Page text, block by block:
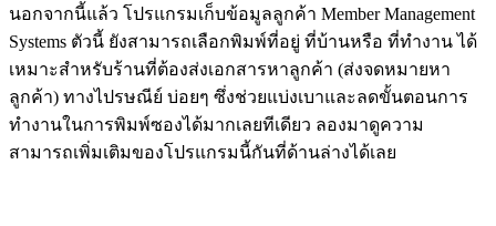
นอกจากนี้แล้ว โปรแกรมเก็บข้อมูลลูกค้า Member Management
Systems ตัวนี้ ยังสามารถเลือกพิมพ์ที่อยู่ ที่บ้านหรือ ที่ทำงาน ได้
เหมาะสำหรับร้านที่ต้องส่งเอกสารหาลูกค้า (ส่งจดหมายหา
ลูกค้า) ทางไปรษณีย์ บ่อยๆ ซึ่งช่วยแบ่งเบาและลดขั้นตอนการ
ทำงานในการพิมพ์ซองได้มากเลยทีเดียว ลองมาดูความ
สามารถเพิ่มเติมของโปรแกรมนี้กันที่ด้านล่างได้เลย